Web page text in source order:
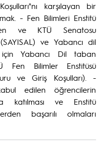
karşılayan bir
- Fen Bilimleri Enstitü
ve KTÜ Senatosu
ve Yabancı dil
için Yabancı Dil taban
Fen Bilimler Enstitüsü
ve Giriş Koşulları). -
edilen öğrencilerin
katılması ve Enstitü
başarılı olmaları